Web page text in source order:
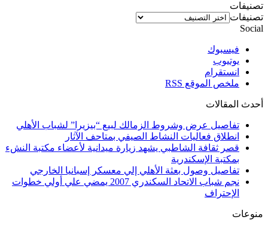
تصنيفات
تصنيفات
Social
فيسبوك
يوتيوب
انستقرام
ملخص الموقع RSS
أحدث المقالات
تفاصيل عرض وشروط الزمالك لبيع “بيزيرا” لشباب الأهلي
انطلاق فعاليات النشاط الصيفي بمتاحف الآثار
قصر ثقافة الشاطبي يشهد زيارة ميدانية لأعضاء مكتبة النشء
بمكتبة الإسكندرية
تفاصيل وصول بعثة الأهلي إلي معسكر إسبانيا الخارجي
نجم شباب الاتحاد السكندري 2007 يمضي علي أولي خطوات
الإحتراف
منوعات